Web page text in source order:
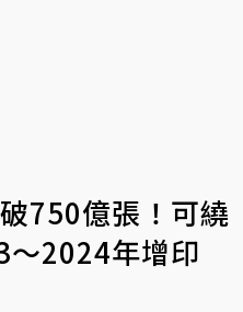
750億張！可繞
2024年增印